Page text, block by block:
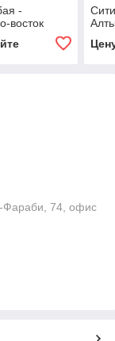
-
восток
Фараби, 74, офис